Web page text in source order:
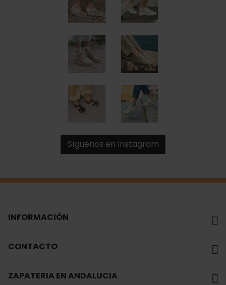
Síguenos en Instagram
INFORMACIÓN
CONTACTO
ZAPATERIA EN ANDALUCIA